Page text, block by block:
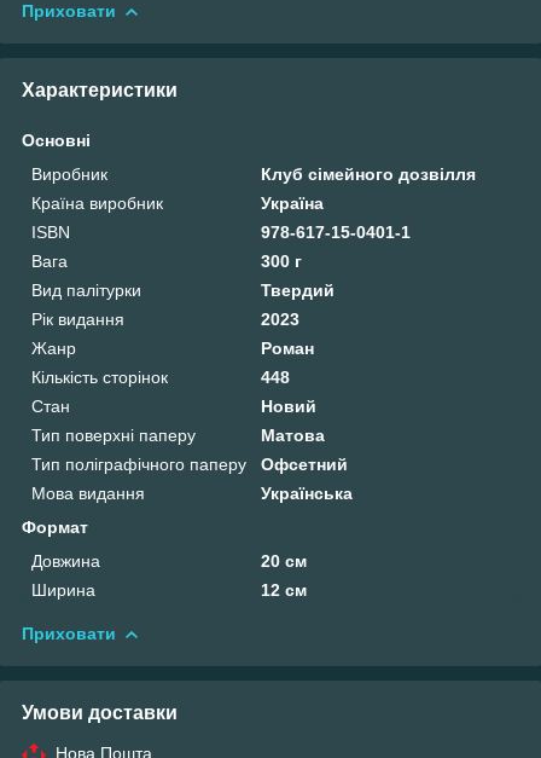
Приховати
Характеристики
Основні
Виробник
Клуб сімейного дозвілля
Країна виробник
Україна
ISBN
978-617-15-0401-1
Вага
300 г
Вид палітурки
Твердий
Рік видання
2023
Жанр
Роман
Кількість сторінок
448
Стан
Новий
Тип поверхні паперу
Матова
Тип поліграфічного паперу
Офсетний
Мова видання
Українська
Формат
Довжина
20 см
Ширина
12 см
Приховати
Умови доставки
Нова Пошта